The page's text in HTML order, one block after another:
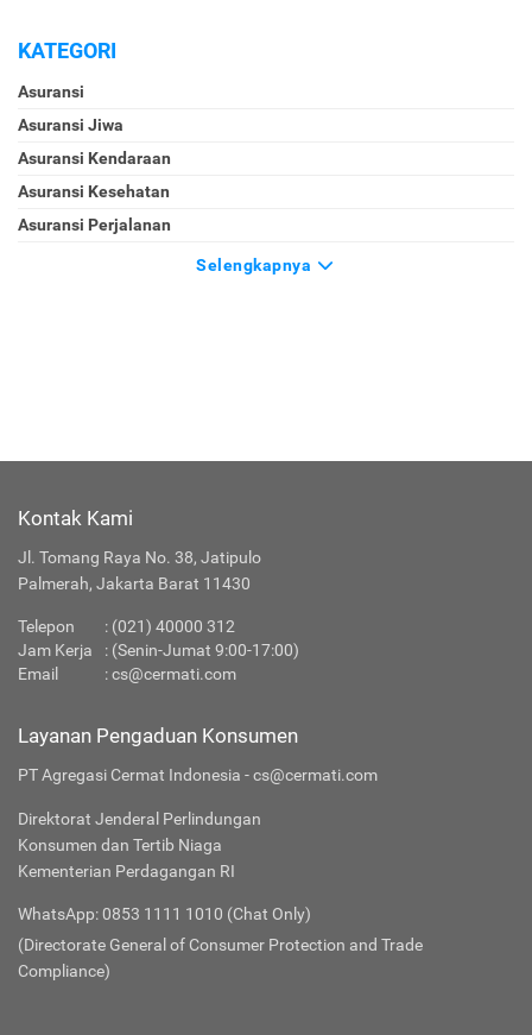
KATEGORI
Asuransi
Asuransi Jiwa
Asuransi Kendaraan
Asuransi Kesehatan
Asuransi Perjalanan
Selengkapnya
Kontak Kami
Jl. Tomang Raya No. 38, Jatipulo
Palmerah, Jakarta Barat 11430
Telepon : (021) 40000 312
Jam Kerja
: (Senin-Jumat 9:00-17:00)
Email
:cs@cermati.com
Layanan Pengaduan Konsumen
PT Agregasi Cermat Indonesia - cs@cermati.com
Direktorat Jenderal Perlindungan
Konsumen dan Tertib Niaga
Kementerian Perdagangan RI
WhatsApp: 0853 1111 1010 (Chat Only)
(Directorate General of Consumer Protection and Trade
Compliance)